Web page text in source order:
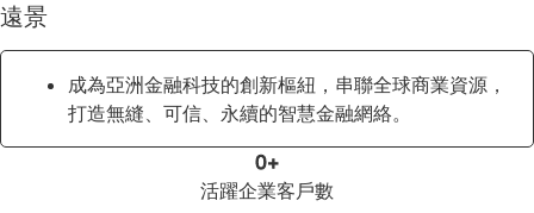
遠景
成為亞洲金融科技的創新樞紐，串聯全球商業資源，
打造無縫、可信、永續的智慧金融網絡。
活躍企業客戶數
0+